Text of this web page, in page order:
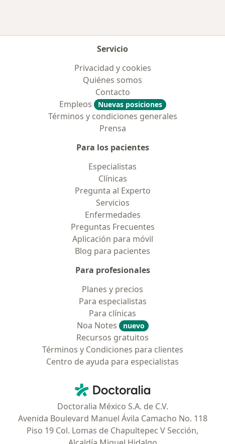
Servicio
Privacidad y cookies
Quiénes somos
Contacto
Empleos
Nuevas posiciones
Términos y condiciones generales
Prensa
Para los pacientes
Especialistas
Clínicas
Pregunta al Experto
Servicios
Enfermedades
Preguntas Frecuentes
Aplicación para móvil
Blog para pacientes
Para profesionales
Planes y precios
Para especialistas
Para clínicas
Noa Notes
nuevo
Recursos gratuitos
Términos y Condiciones para clientes
Centro de ayuda para especialistas
Doctoralia - Página de inicio
Doctoralia México S.A. de C.V.
Avenida Boulevard Manuel Ávila Camacho No. 118
Piso 19 Col. Lomas de Chapultepec V Sección,